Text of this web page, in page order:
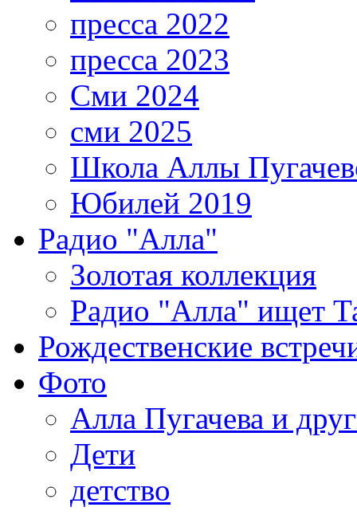
пресса 2022
пресса 2023
Сми 2024
сми 2025
Школа Аллы
Юбилей 2019
Радио "Алла"
Золотая коллекция
Радио "Алла" ищет
Рождественские
Фото
Алла Пугачева и
Дети
детство